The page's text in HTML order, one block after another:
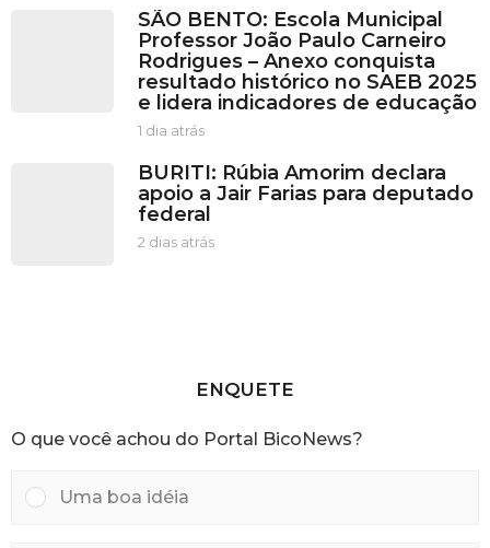
o
r
a
s
a
á
s
SÃO BENTO: Escola Municipal
Professor João Paulo Carneiro
Rodrigues – Anexo conquista
resultado histórico no SAEB 2025
e lidera indicadores de educação
1 dia atrás1
a
a
t
BURITI: Rúbia Amorim declara
apoio a Jair Farias para deputado
federal
2 dias atrás2
r
s
ENQUETE
O que você achou do Portal BicoNews?
Uma boa idéia